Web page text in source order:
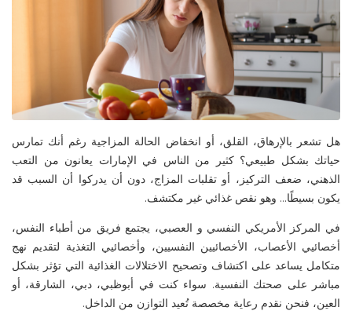
هل تشعر بالإرهاق، القلق، أو انخفاض الحالة المزاجية رغم أنك تمارس
حياتك بشكل طبيعي؟ كثير من الناس في الإمارات يعانون من التعب
الذهني، ضعف التركيز، أو تقلبات المزاج، دون أن يدركوا أن السبب قد
يكون بسيطًا… وهو نقص غذائي غير مكتشف.
في المركز الأمريكي النفسي و العصبي، يجتمع فريق من أطباء النفس،
أخصائيي الأعصاب، الأخصائيين النفسيين، وأخصائيي التغذية لتقديم نهج
متكامل يساعد على اكتشاف وتصحيح الاختلالات الغذائية التي تؤثر بشكل
مباشر على صحتك النفسية. سواء كنت في أبوظبي، دبي، الشارقة، أو
العين، فنحن نقدم رعاية مخصصة تُعيد التوازن من الداخل.